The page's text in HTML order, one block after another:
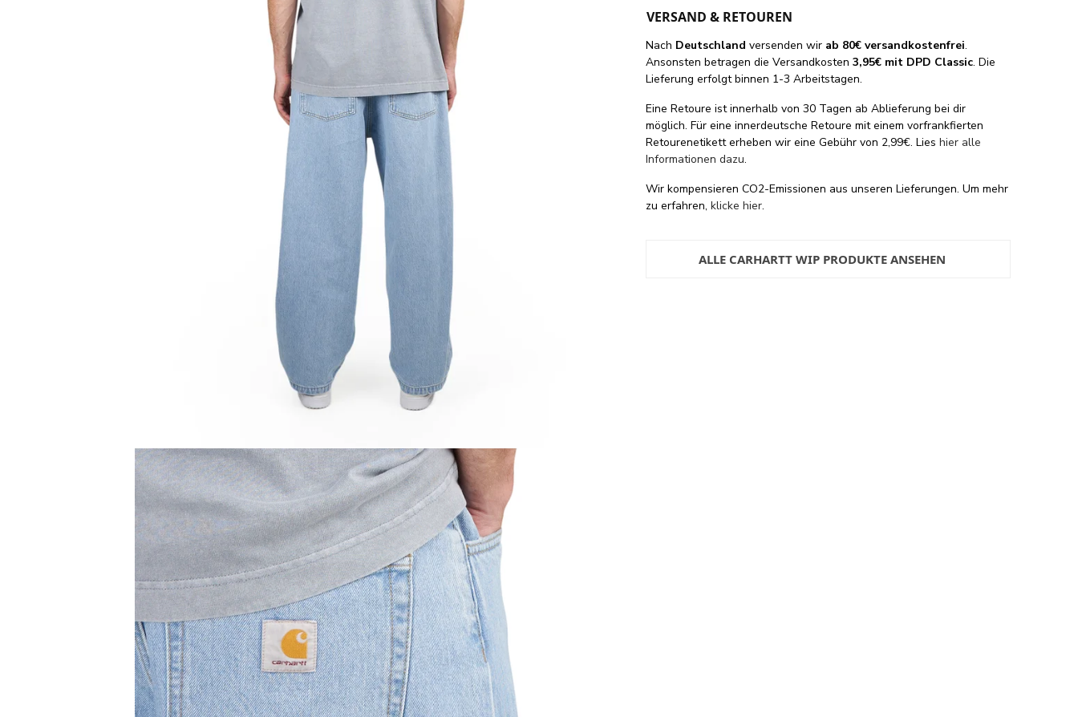
VERSAND & RETOUREN
Nach Deutschland versenden wir ab 80€ versandkostenfrei.
Ansonsten betragen die Versandkosten3,95€ mit DPD Classic. Die
Lieferung erfolgt binnen 1-3 Arbeitstagen.
Eine Retoure ist innerhalb von 30 Tagen ab Ablieferung bei dir
möglich. Für eine innerdeutsche Retoure mit einem vorfrankfierten
Retourenetikett erheben wir eine Gebühr von 2,99€. Lieshier alle
Informationen dazu.
Wir kompensieren CO2-Emissionen aus unseren Lieferungen. Um mehr
zu erfahren,klicke hier.
ALLE CARHARTT WIP PRODUKTE ANSEHEN